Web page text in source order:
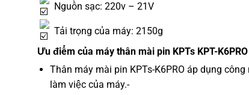
Nguồn sạc: 220v – 21V
Tải trọng của máy: 2150g
Ưu điểm của máy thân mài pin KPTs KPT-K6PRO
Thân máy mài pin KPTs-K6PRO áp dụng
làm việc của máy.-